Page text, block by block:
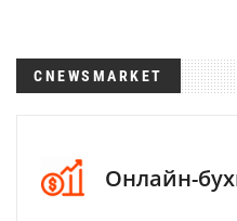
CNEWSMARKET
Онлайн-